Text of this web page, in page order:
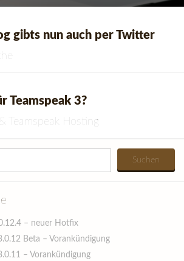
gibts nun auch per Twitter
Teamspeak 3?
& Teamspeak Hosting
– neuer Hotfix
Beta – Vorankündigung
– Vorankündigung